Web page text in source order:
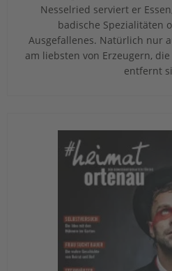
Nesselried serviert er
badische Spezialitäten
Ausgefallenes. Natürlich nur
am liebsten von Erzeugern,
entfernt